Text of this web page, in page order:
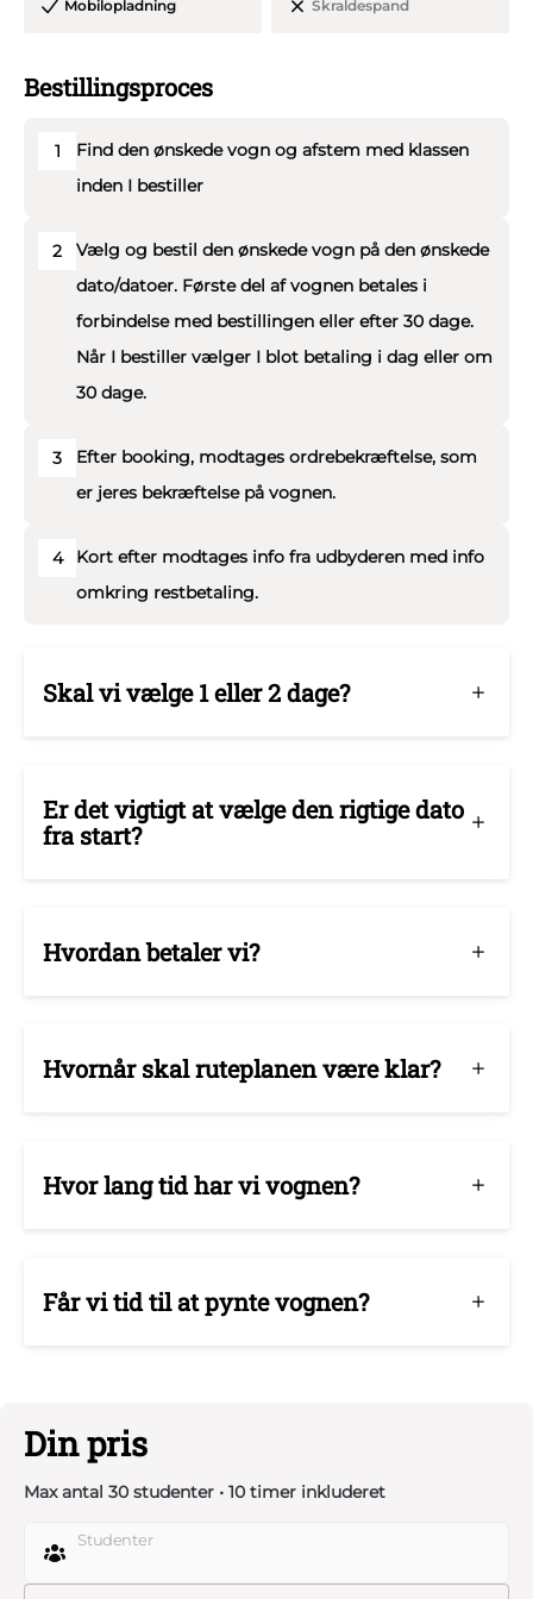
opmærksomhed, når I kommer kørende. En del af
garantere, at I får en god, sikker og uforglemmelig
studenter kørsel med højt humør. Vi er fleksible,
professionelle og seriøse.
Siddepladser: 30 personer. + 2 kørestolepladser
Vi kan garantere jer for en dag, hvor intet bliver overladt
Mobilopladning Skraldespand
Bestillingsproces
1
Find den ønskede vogn og afstem med klassen
inden I bestiller
2
Vælg og bestil den ønskede vogn på den ønskede
dato/datoer. Første del af vognen betales i
forbindelse med bestillingen eller efter 30 dage.
Når I bestiller vælger I blot betaling i dag eller om
30 dage.
3
Efter booking, modtages ordrebekræftelse, som
er jeres bekræftelse på vognen.
4
Kort efter modtages info fra udbyderen med info
omkring restbetaling.
Skal vi vælge 1 eller 2 dage?
Er det vigtigt at vælge den rigtige dato
fra start?
Hvordan betaler vi?
Hvornår skal ruteplanen være klar?
Hvor lang tid har vi vognen?
Får vi tid til at pynte vognen?
Din pris
Max antal 30 studenter • 10 timer inkluderet
Studenter